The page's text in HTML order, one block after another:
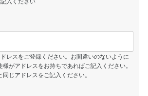
レスをご登録ください。お間違いのないように
様がアドレスをお持ちであればご記入ください。
じアドレスをご記入ください。